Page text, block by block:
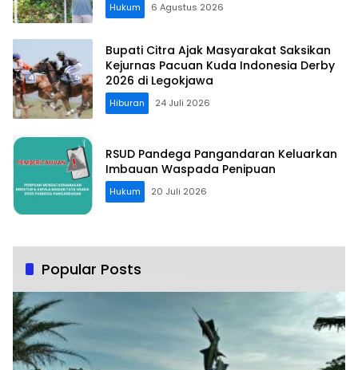
Hukum 6 Agustus 2026
Bupati Citra Ajak Masyarakat Saksikan
Kejurnas Pacuan Kuda Indonesia Derby
2026 di Legokjawa
Hiburan 24 Juli 2026
RSUD Pandega Pangandaran Keluarkan
Imbauan Waspada Penipuan
Hukum 20 Juli 2026
Popular Posts